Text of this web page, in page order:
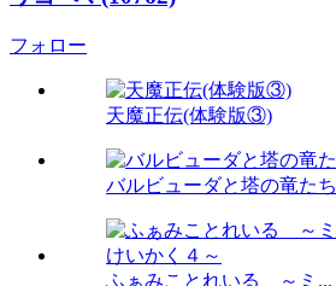
フォロー
天魔正伝(体験版③)
バルビューダと塔の竜たち
ふぁみことれいる ～ミ...